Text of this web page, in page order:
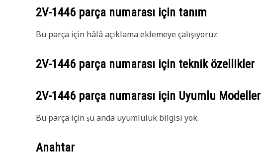
2V-1446 parça numarası için tanım
Bu parça için hâlâ açıklama eklemeye çalışıyoruz.
2V-1446 parça numarası için teknik özellikler
2V-1446 parça numarası için Uyumlu Modeller
Bu parça için şu anda uyumluluk bilgisi yok.
Anahtar